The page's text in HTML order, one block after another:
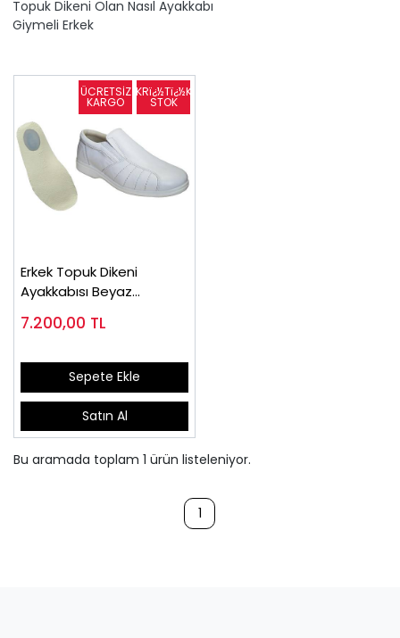
Topuk Dikeni Olan Nasıl Ayakkabı
Giymeli Erkek
Erkek Topuk Dikeni
Ayakkabısı Beyaz
7.200,00 TL
Sepete Ekle
Satın Al
Bu aramada toplam 1 ürün listeleniyor.
1